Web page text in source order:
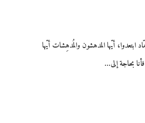
أيّها المدهشون والمُدهِشات أيّها
فأنا بحاجة إلى…